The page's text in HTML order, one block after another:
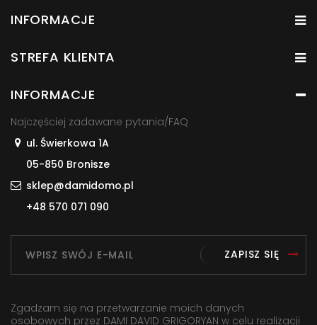
INFORMACJE
STREFA KLIENTA
INFORMACJE
Najczęściej zadawane pytania/FAQ
ul. Świerkowa 1A
05-850 Bronisze
sklep@damidomo.pl
+48 570 071 090
ZAPISZ SIĘ
Zgadzam się na przetwarzanie moich danych
osobowych przez DAMI DAVID GRIGORYAN w celu realizacji